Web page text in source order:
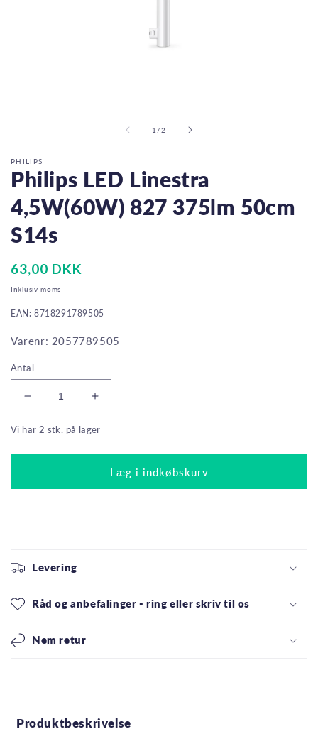
1 /af
2
PHILIPS
Philips LED Linestra
4,5W(60W) 827 375lm 50cm
S14s
Normalpris
63,00 DKK
Inklusiv moms
EAN: 8718291789505
Varenr: 2057789505
Antal
Reducer
antallet
for
4,5W(60W)
Øg
antallet
for
Linestra
4,5W(60W)
Vi har 2 stk. på lager
Læg i indkøbskurv
Levering
Råd og anbefalinger - ring eller skriv til os
Nem retur
Produktbeskrivelse